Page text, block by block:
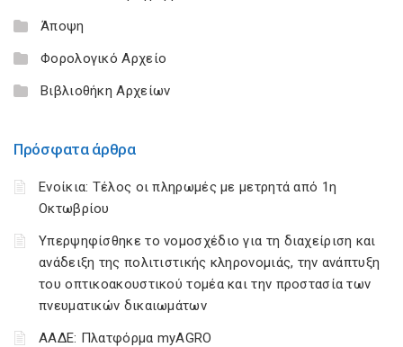
Άποψη
Φορολογικό Αρχείο
Βιβλιοθήκη Αρχείων
Πρόσφατα άρθρα
Ενοίκια: Τέλος οι πληρωμές με μετρητά από 1η
Οκτωβρίου
Υπερψηφίσθηκε το νομοσχέδιο για τη διαχείριση και
ανάδειξη της πολιτιστικής κληρονομιάς, την ανάπτυξη
του οπτικοακουστικού τομέα και την προστασία των
πνευματικών δικαιωμάτων
ΑΑΔΕ: Πλατφόρμα myAGRO